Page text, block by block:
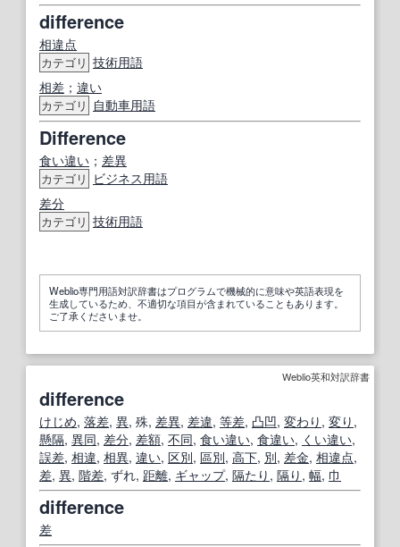
difference
相違点
カテゴリ 技術用語
相差 ； 違い
カテゴリ 自動車用語
Difference
食い違い ； 差異
カテゴリ
ビジネス用語
差分
カテゴリ 技術用語
Weblio専門用語対訳辞書はプログラムで機械的に意味や英語表現を
生成しているため、不適切な項目が含まれていることもあります。
ご了承くださいませ。
Weblio英和対訳辞書
difference
けじめ, 落差, 異, 殊, 差異, 差違, 等差, 凸凹, 変わり , 変り ,
懸隔, 異同, 差分, 差額, 不同, 食い違い, 食違い, くい違い,
誤差, 相違, 相異, 違い, 区別, 區別, 高下, 別, 差金, 相違点,
差, 異, 階差, ずれ, 距離, ギャップ, 隔たり , 隔り , 幅, 巾
difference
差